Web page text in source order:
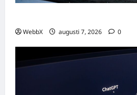
WebbX augusti 7, 2026 0